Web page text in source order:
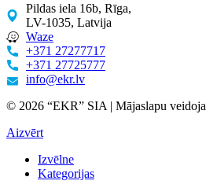
Pildas iela 16b, Rīga,
LV-1035, Latvija
Waze
+371 27277717
+371 27725777
info@ekr.lv
© 2026 “EKR” SIA | Mājaslapu veidoja
Aizvērt
Izvēlne
Kategorijas